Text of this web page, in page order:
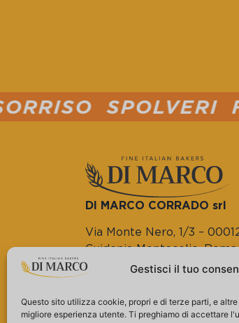
Gestisci il tuo
Questo sito utilizza cookie, propri e di terze parti, e
migliore esperienza utente. Ti preghiamo di accettare
FARINA
DI MARCO CORRADO srl
Via Monte Nero, 1/3 –
Guidonia Montecelio, Roma
Tel. (+39) 0774.572804
P.IVA 14133821000